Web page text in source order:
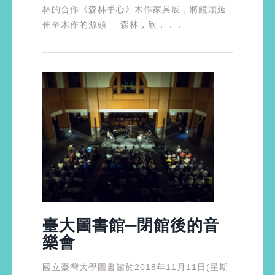
林的合作《森林手心》木作家具展，將鏡頭延
伸至木作的源頭──森林，欣．．．
臺大圖書館─閉館後的音
樂會
國立臺灣大學圖書館於2018年11月11日(星期